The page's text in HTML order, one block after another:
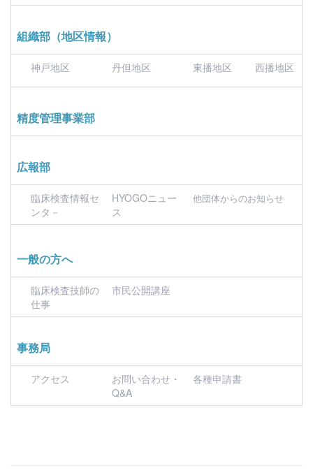
組織部（地区情報）
神戸地区 丹但地区 東播地区 西播地区
精度管理事業部
広報部
臨床検査情報セ
ンタ－
HYOGOニュー
ス
他団体からのお知らせ
一般の方へ
臨床検査技師の
仕事
市民公開講座
事務局
アクセス
お問い合わせ・
Q&A
各種申請書